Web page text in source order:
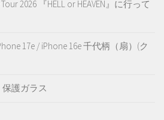
2026 『HELL or HEAVEN』に行って
17e / iPhone 16e 千代柄（扇）(ク
保護ガラス